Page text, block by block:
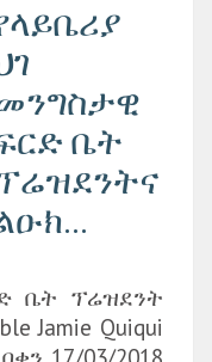
ቤት
ቤት ፕሬዝደንት
Jamie Quiqui